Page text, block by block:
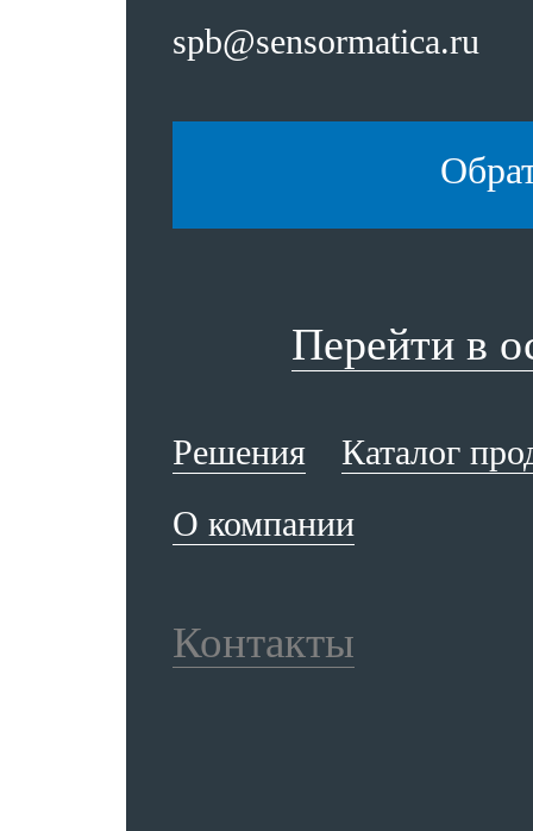
spb@sensormatica.ru
Перейти в
Решения
Каталог
О компании
Контакты